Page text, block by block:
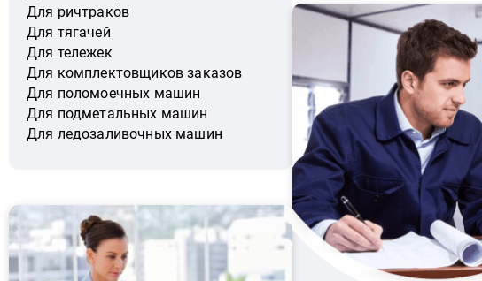
Для ричтраков
Для тягачей
Для тележек
Для комплектовщиков заказов
Для поломоечных машин
Для подметальных машин
Для ледозаливочных машин